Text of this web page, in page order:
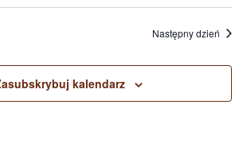
i
Następny dzień
kalendarz